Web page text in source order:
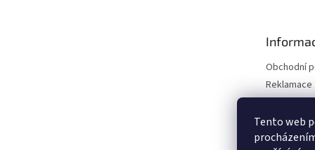
Tento web
Obchodní
Kontakty
Moje